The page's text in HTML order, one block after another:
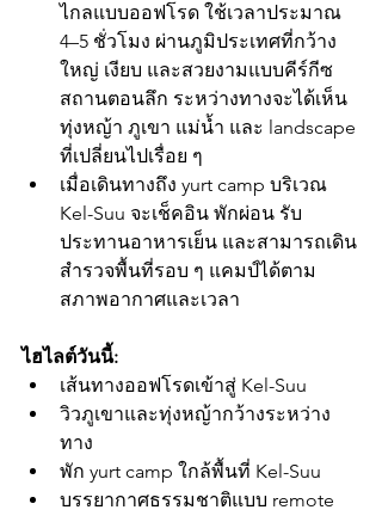
ไกลแบบออฟโรด ใช้เวลาประมาณ
4–5 ชั่วโมง ผ่านภูมิประเทศที่กว้าง
ใหญ่ เงียบ และสวยงามแบบคีร์กีซ
สถานตอนลึก ระหว่างทางจะได้เห็น
ทุ่งหญ้า ภูเขา แม่น้ำ และ landscape
ที่เปลี่ยนไปเรื่อย ๆ
เมื่อเดินทางถึง yurt camp บริเวณ
Kel-Suu จะเช็คอิน พักผ่อน รับ
ประทานอาหารเย็น และสามารถเดิน
สำรวจพื้นที่รอบ ๆ แคมป์ได้ตาม
สภาพอากาศและเวลา
ไฮไลต์วันนี้:
เส้นทางออฟโรดเข้าสู่ Kel-Suu
วิวภูเขาและทุ่งหญ้ากว้างระหว่าง
ทาง
พัก yurt camp ใกล้พื้นที่ Kel-Suu
บรรยากาศธรรมชาติแบบ remote